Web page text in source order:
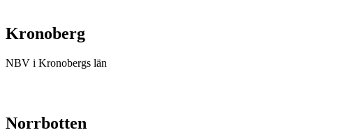
Kronoberg
NBV i Kronobergs län
Norrbotten